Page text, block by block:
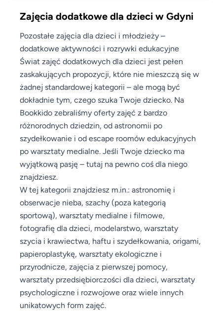
Zajęcia dodatkowe dla dzieci w Gdyni
Pozostałe zajęcia dla dzieci i młodzieży –
dodatkowe aktywności i rozrywki edukacyjne
Świat zajęć dodatkowych dla dzieci jest pełen
zaskakujących propozycji, które nie mieszczą się w
żadnej standardowej kategorii – ale mogą być
dokładnie tym, czego szuka Twoje dziecko. Na
Bookkido zebraliśmy oferty zajęć z bardzo
różnorodnych dziedzin, od astronomii po
szydełkowanie i od escape roomów edukacyjnych
po warsztaty medialne. Jeśli Twoje dziecko ma
wyjątkową pasję – tutaj na pewno coś dla niego
znajdziesz.
W tej kategorii znajdziesz m.in.: astronomię i
obserwacje nieba, szachy (poza kategorią
sportową), warsztaty medialne i filmowe,
fotografię dla dzieci, modelarstwo, warsztaty
szycia i krawiectwa, haftu i szydełkowania, origami,
papieroplastykę, warsztaty ekologiczne i
przyrodnicze, zajęcia z pierwszej pomocy,
warsztaty przedsiębiorczości dla dzieci, warsztaty
psychologiczne i rozwojowe oraz wiele innych
unikatowych form zajęć.